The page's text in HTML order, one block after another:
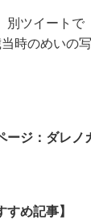
別ツイート
当時のめいの
ージ：ダレノ
すめ記事】